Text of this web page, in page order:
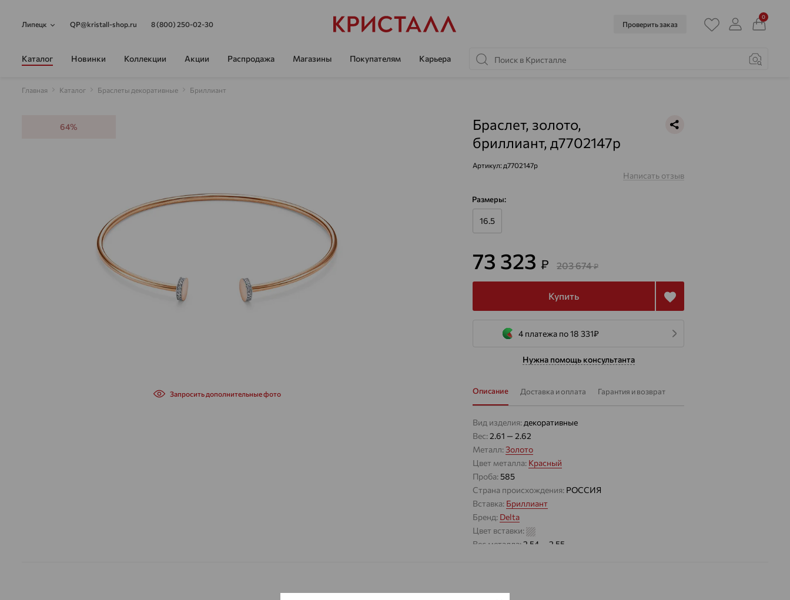
Липецк QP@kristall-shop.ru 8 (800) 250-02-30 Проверить заказ
0
Каталог Новинки Коллекции Акции Распродажа Магазины Покупателям Карьера
Главная Каталог Браслеты декоративные Бриллиант
64%
Запросить дополнительные фото
Браслет, золото,
бриллиант, д7702147р
Артикул: д7702147р
Написать отзыв
Размеры:
16.5
73 323 ₽ 203 674₽
Купить
4 платежа по 18 331₽
Нужна помощь консультанта
Описание Доставка и оплата Гарантия и возврат
Вид изделия: декоративные
Вес:2.61 — 2.62
Металл:Золото
Цвет металла: Красный
Проба:585
Страна происхождения: РОССИЯ
Вставка: Бриллиант
Бренд: Delta
Цвет вставки:
Вес металла:2.54 — 2.55